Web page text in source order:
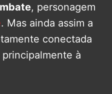
, personagem
. Mas ainda assim a
conectada
à